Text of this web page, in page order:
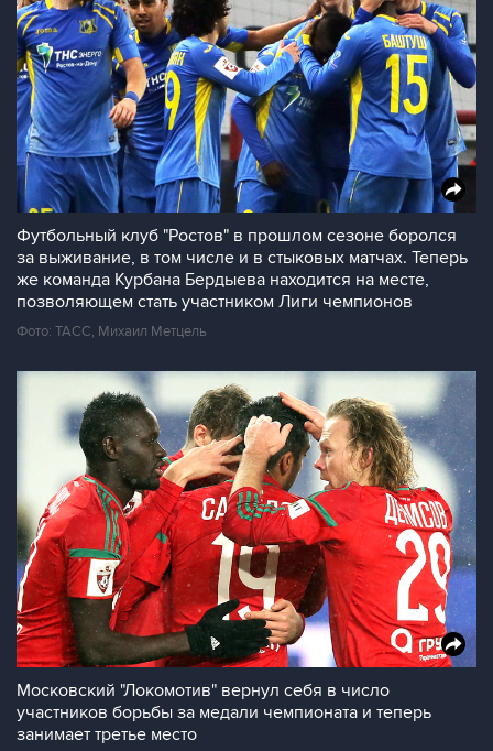
Футбольный клуб "Ростов" в прошлом сезоне боролся
за выживание, в том числе и в стыковых матчах. Теперь
же команда Курбана Бердыева находится на месте,
позволяющем стать участником Лиги чемпионов
Фото: ТАСС, Михаил Метцель
Московский "Локомотив" вернул себя в число
участников борьбы за медали чемпионата и теперь
занимает третье место